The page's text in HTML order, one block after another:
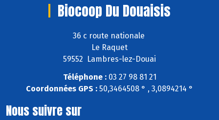
Biocoop Du Douaisis
36 c route nationale
Le Raquet
59552 Lambres-lez-Douai
Téléphone :03 27 98 81 21
Coordonnées GPS : 50,3464508 ° , 3,0894214 °
Nous suivre sur